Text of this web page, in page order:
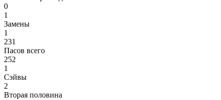
0
1
Замены
1
231
Пасов всего
252
1
Сэйвы
2
Вторая половина